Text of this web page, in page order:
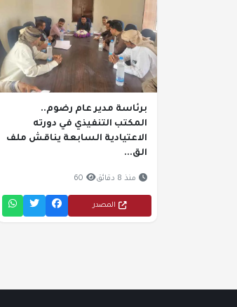
برئاسة مدير عام رضوم..
المكتب التنفيذي في دورته
الاعتيادية السابعة يناقش ملف
الق...
منذ 8 دقائق 60
المصدر